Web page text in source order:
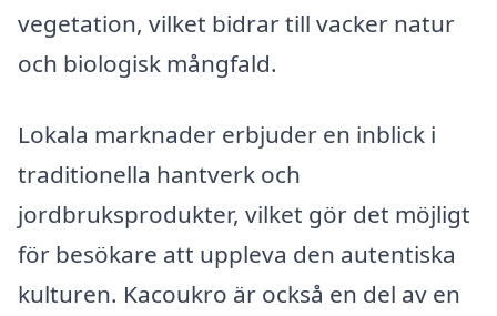
vegetation, vilket bidrar till vacker natur
och biologisk mångfald.
Lokala marknader erbjuder en inblick i
traditionella hantverk och
jordbruksprodukter, vilket gör det möjligt
för besökare att uppleva den autentiska
kulturen. Kacoukro är också en del av en